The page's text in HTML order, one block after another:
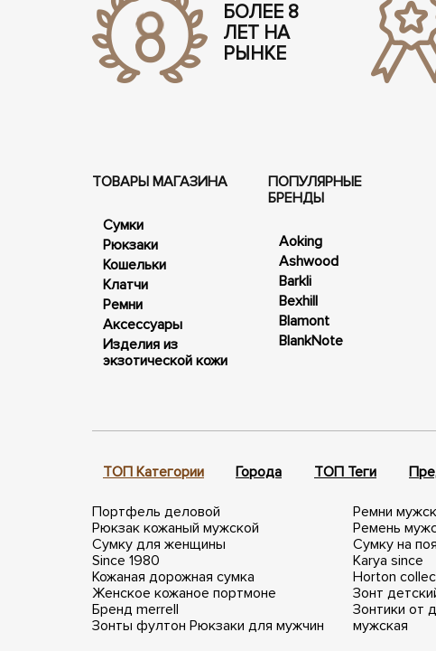
БОЛЕЕ 8
ЛЕТ НА
РЫНКЕ
ТОВАРЫ МАГАЗИНА
Сумки
Рюкзаки
Кошельки
Клатчи
Ремни
Аксессуары
Изделия из
экзотической кожи
ПОПУЛЯРНЫЕ
БРЕНДЫ
Aoking
Ashwood
Barkli
Bexhill
Blamont
BlankNote
ТОП Категории Города ТОП Теги
Портфель деловой
Рюкзак кожаный мужской
Сумку для женщины
Since 1980
Кожаная дорожная сумка
Женское кожаное портмоне
Бренд merrell
Зонты фултон Рюкзаки для мужчин
Ремни
Ремень
Сумку на
Karya since
Horton
Зонт
Зонтики от
мужская